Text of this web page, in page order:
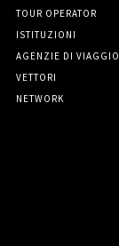
TOUR OPERATOR
ISTITUZIONI
AGENZIE DI VIAGGIO
VETTORI
NETWORK